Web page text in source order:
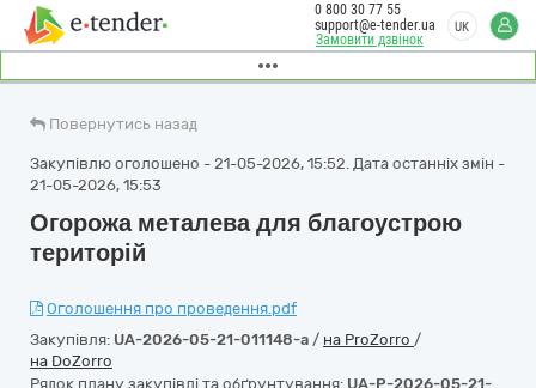
Замовити дзвінок
0 800 30 77 55
support@e-tender.ua
UK
Повернутись назад
Закупівлю оголошено - 21-05-2026, 15:52. Дата останніх змін -
21-05-2026, 15:53
Огорожа металева для благоустрою
територій
Оголошення про проведення.pdf
Закупівля: UA-2026-05-21-011148-a / на ProZorro /
на DoZorro
Рядок плану закупівлі та обґрунтування: UA-P-2026-05-21-